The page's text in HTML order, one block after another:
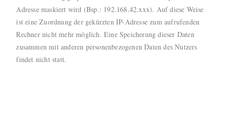
Adresse maskiert wird (Bsp.: 192.168.42.xxx). Auf diese Weise
ist eine Zuordnung der gekürzten IP-Adresse zum aufrufenden
Rechner nicht mehr möglich. Eine Speicherung dieser Daten
zusammen mit anderen personenbezogenen Daten des Nutzers
findet nicht statt.